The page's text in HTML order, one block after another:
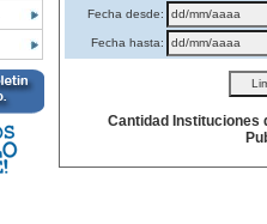
Fecha desde:
Fecha hasta:
Cantidad Instituciones